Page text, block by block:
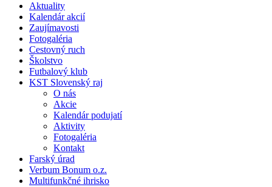
Aktuality
Kalendár akcií
Zaujímavosti
Fotogaléria
Cestovný ruch
Školstvo
Futbalový klub
KST Slovenský raj
O nás
Akcie
Kalendár podujatí
Aktivity
Fotogaléria
Kontakt
Farský úrad
Verbum Bonum o.z.
Multifunkčné ihrisko